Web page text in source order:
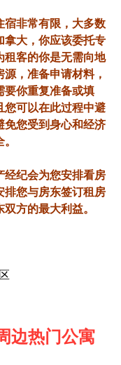
宿非常有限，大多数
拿大，你应该委托专
租客的你是无需向地
，准备申请材料，
要你重复准备或填
您可以在此过程中避
免您受到身心和经济
经纪会为您安排看房
排您与房东签订租房
方的最大利益。
边热门公寓